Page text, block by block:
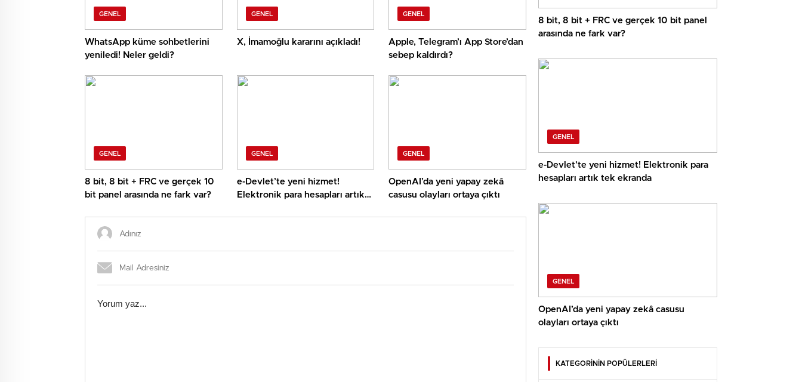
GENEL
WhatsApp küme sohbetlerini
yeniledi! Neler geldi?
GENEL
X, İmamoğlu kararını açıkladı!
GENEL
Apple, Telegram’ı App Store’dan
sebep kaldırdı?
GENEL
8 bit, 8 bit + FRC ve gerçek 10
bit panel arasında ne fark var?
GENEL
e-Devlet’te yeni hizmet!
Elektronik para hesapları artık
GENEL
OpenAI’da yeni yapay zekâ
casusu olayları ortaya çıktı
8 bit, 8 bit + FRC ve gerçek 10 bit panel
arasında ne fark var?
GENEL
e-Devlet’te yeni hizmet! Elektronik para
hesapları artık tek ekranda
GENEL
OpenAI’da yeni yapay zekâ casusu
olayları ortaya çıktı
KATEGORİNİN POPÜLERLERİ